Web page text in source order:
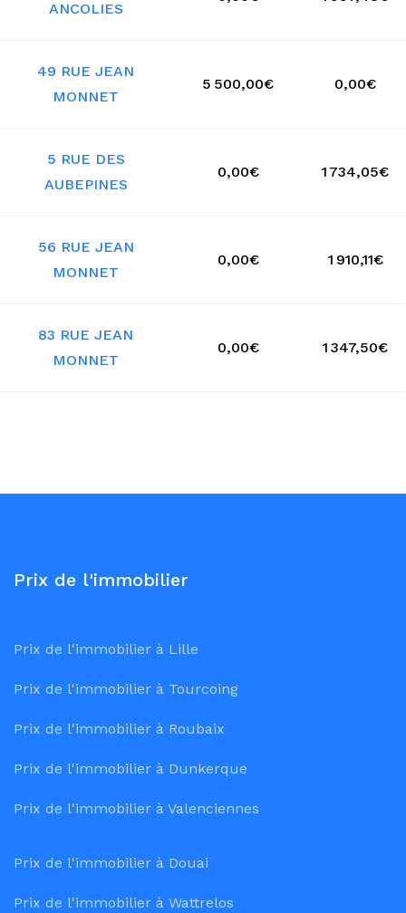
ANCOLIES
49 RUE JEAN
MONNET
5 500,00€ 0,00€
5 RUE DES
AUBEPINES
0,00€ 1 734,05€
56 RUE JEAN
MONNET
0,00€ 1 910,11€
83 RUE JEAN
MONNET
0,00€ 1 347,50€
Prix de l'immobilier
Prix de l'immobilier à Lille
Prix de l'immobilier à Tourcoing
Prix de l'immobilier à Roubaix
Prix de l'immobilier à Dunkerque
Prix de l'immobilier à Valenciennes
Prix de l'immobilier à Douai
Prix de l'immobilier à Wattrelos